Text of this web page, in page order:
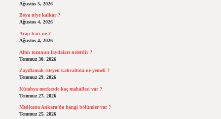
Ağustos 5, 2026
Boya niye kalkar ?
Ağustos 4, 2026
Arap bacı ne ?
Ağustos 4, 2026
Altın tozunun faydaları nelerdir ?
Temmuz 30, 2026
Zayıflamak isteyen kahvaltıda ne yemeli ?
Temmuz 29, 2026
Kütahya merkezde kaç mahallesi var ?
Temmuz 27, 2026
Medicana Ankara’da hangi bölümler var ?
Temmuz 25, 2026